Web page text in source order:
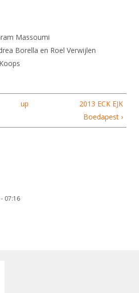
Nahouw
Massoumi
Borella en Roel Verwijlen
up
2013 ECK EJK
Boedapest ›
07:16